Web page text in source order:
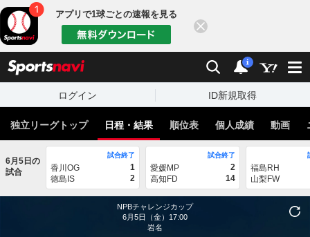
アプリで1球ごとの速報を見る
検索 通知
i
ログイン ID新規取得
独立リーグトップ 日程・結果 順位表 個人成績 動画
6月5日の
試合
試合終了
香川OG
1
徳島IS
2
試合終了
愛媛MP
2
高知FD
14
福島RH
山梨FW
NPBチャレンジカップ
6月5日（金）17:00
岩名